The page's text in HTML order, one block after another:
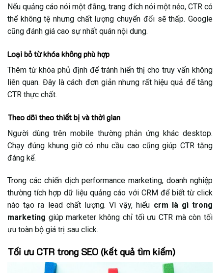
Nếu quảng cáo nói một đằng, trang đích nói một nẻo, CTR có
thể không tệ nhưng chất lượng chuyển đổi sẽ thấp. Google
cũng đánh giá cao sự nhất quán nội dung.
Loại bỏ từ khóa không phù hợp
Thêm từ khóa phủ định để tránh hiển thị cho truy vấn không
liên quan. Đây là cách đơn giản nhưng rất hiệu quả để tăng
CTR thực chất.
Theo dõi theo thiết bị và thời gian
Người dùng trên mobile thường phản ứng khác desktop.
Chạy đúng khung giờ có nhu cầu cao cũng giúp CTR tăng
đáng kể.
Trong các chiến dịch performance marketing, doanh nghiệp
thường tích hợp dữ liệu quảng cáo với CRM để biết từ click
nào tạo ra lead chất lượng. Vì vậy, hiểu crm là gì trong
marketing giúp marketer không chỉ tối ưu CTR mà còn tối
ưu toàn bộ giá trị sau click.
Tối ưu CTR trong SEO (kết quả tìm kiếm)